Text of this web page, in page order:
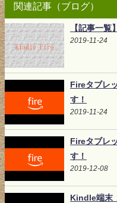
関連記事（ブログ）
【記事一覧
2019-11-24
Fireタブレ
す！
2019-11-24
Fireタブレ
す！
2019-12-08
Kindle端末